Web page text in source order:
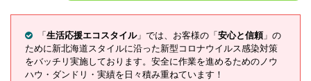
「 生活応援エコスタイル」では、お客様の「 安心と信頼」の
ために新北海道スタイルに沿った新型コロナウイルス感染対策
をバッチリ実施しております。安全に作業を進めるためのノウ
ハウ・ダンドリ・実績を日々積み重ねています！